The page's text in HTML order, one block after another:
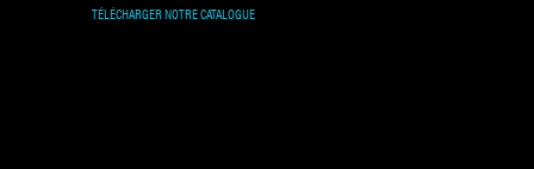
TÉLÉCHARGER NOTRE CATALOGUE